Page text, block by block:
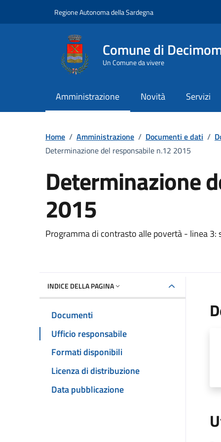
Regione Autonoma della Sardegna
Comune di
Un Comune da vivere
Amministrazione Novità Servizi
Home / Amministrazione / Documenti e dati /
Determinazione del responsabile n.12 2015
Determinazione
2015
Dettaglio del documento
Programma di contrasto alle povertà - linea
INDICE DELLA PAGINA
Documenti
Ufficio responsabile
Formati disponibili
Licenza di distribuzione
Data pubblicazione